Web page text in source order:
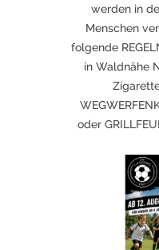
werden in
Menschen
folgende
in Waldnähe
oder